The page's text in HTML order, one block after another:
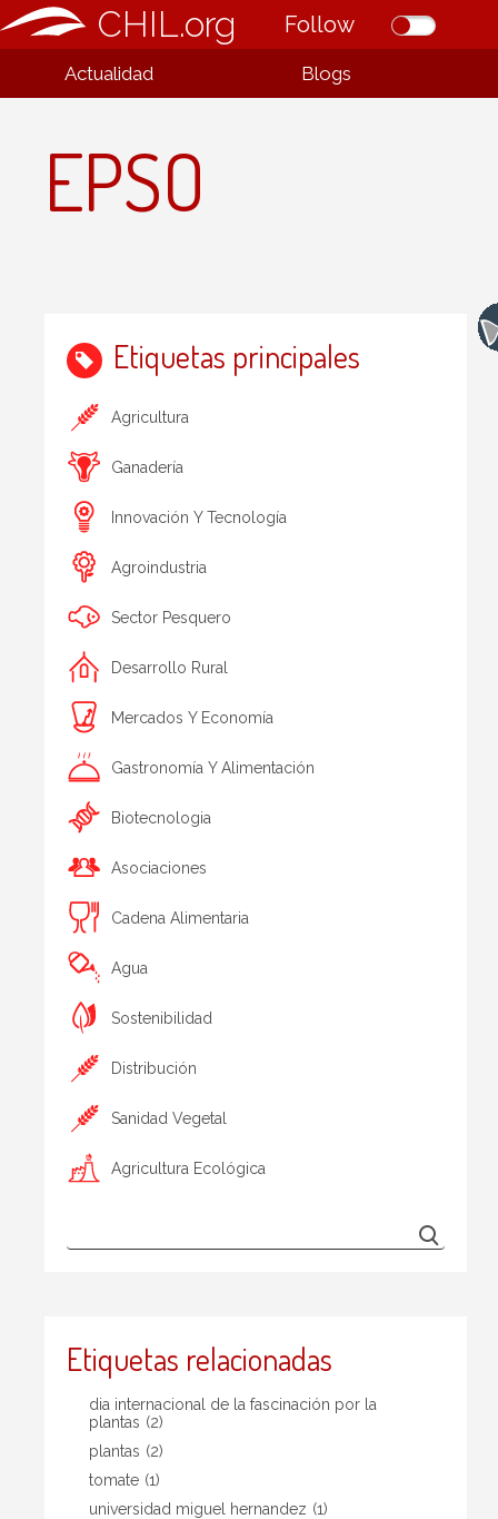
CHIL.org Follow
Actualidad Blogs
EPSO
Etiquetas principales
Agricultura
Ganadería
Innovación Y Tecnología
Agroindustria
Sector Pesquero
Desarrollo Rural
Mercados Y Economía
Gastronomía Y Alimentación
Biotecnologia
Asociaciones
Cadena Alimentaria
Agua
Sostenibilidad
Distribución
Sanidad Vegetal
Agricultura Ecológica
Etiquetas relacionadas
dia internacional de la fascinación por la
plantas (2)
plantas (2)
tomate (1)
universidad miguel hernandez (1)